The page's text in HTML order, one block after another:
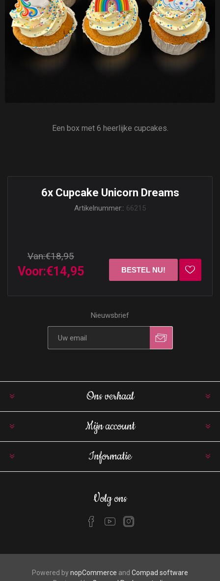
Een box met 6 heerlijke cupcakes.
6x Cupcake Unicorn Dreams
Artikelnummer:: 66215
Van:€18,95
Voor:€14,95
Nieuwsbrief
Ons verhaal
Mijn account
Informatie
Volg ons
Powered bynopCommerce and Compad software